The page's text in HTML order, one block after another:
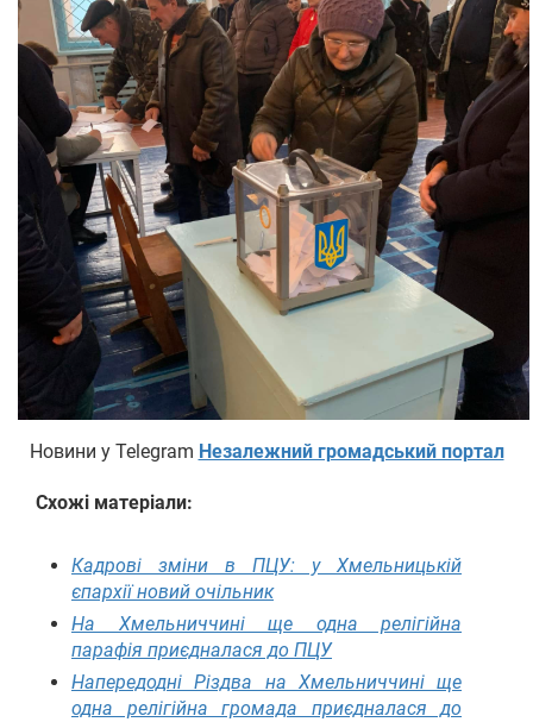
Новини у Telegram Незалежний громадський портал
Схожі матеріали:
Кадрові зміни в ПЦУ: у Хмельницькій
єпархії новий очільник
На Хмельниччині ще одна релігійна
парафія приєдналася до ПЦУ
Напередодні Різдва на Хмельниччині ще
одна релігійна громада приєдналася до